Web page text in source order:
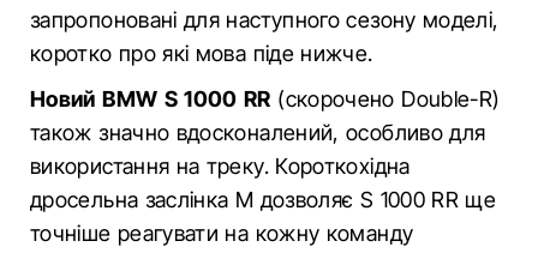
запропоновані для наступного сезону моделі,
коротко про які мова піде нижче.
Новий BMW S 1000 RR (скорочено Double-R)
також значно вдосконалений, особливо для
використання на треку. Короткохідна
дросельна заслінка M дозволяє S 1000 RR ще
точніше реагувати на кожну команду